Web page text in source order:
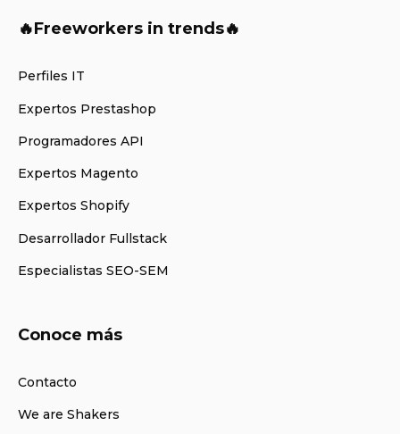
🔥Freeworkers in trends🔥
Perfiles IT
Expertos Prestashop
Programadores API
Expertos Magento
Expertos Shopify
Desarrollador Fullstack
Especialistas SEO-SEM
Conoce más
Contacto
We are Shakers